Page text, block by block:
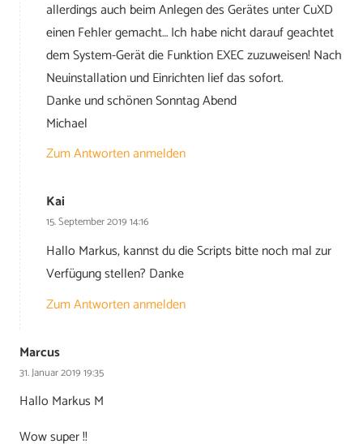
allerdings auch beim Anlegen des Gerätes unter CuXD
einen Fehler gemacht… Ich habe nicht darauf geachtet
dem System-Gerät die Funktion EXEC zuzuweisen! Nach
Neuinstallation und Einrichten lief das sofort.
Danke und schönen Sonntag Abend
Michael
Zum Antworten anmelden
Kai
15. September 2019 14:16
Hallo Markus, kannst du die Scripts bitte noch mal zur
Verfügung stellen? Danke
Zum Antworten anmelden
Marcus
31. Januar 2019 19:35
Hallo Markus M
Wow super !!